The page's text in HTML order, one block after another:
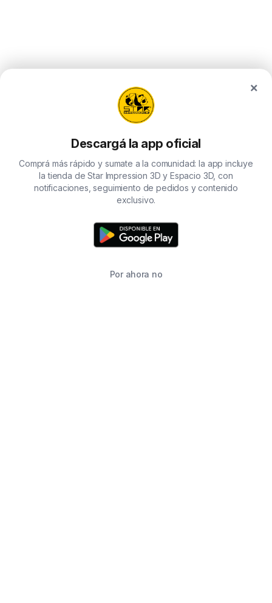
×
Descargá la app oficial
Comprá más rápido y sumate a la comunidad: la app incluye
la tienda de Star Impression 3D y Espacio 3D, con
notificaciones, seguimiento de pedidos y contenido
exclusivo.
Por ahora no